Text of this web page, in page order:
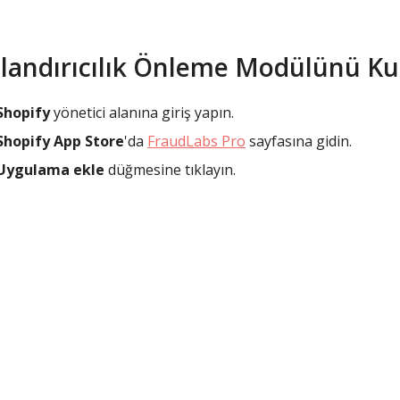
Önleme Modülünü
yönetici alanına giriş yapın.
App Store'da FraudLabs Pro sayfasına gidin.
ekle düğmesine tıklayın.